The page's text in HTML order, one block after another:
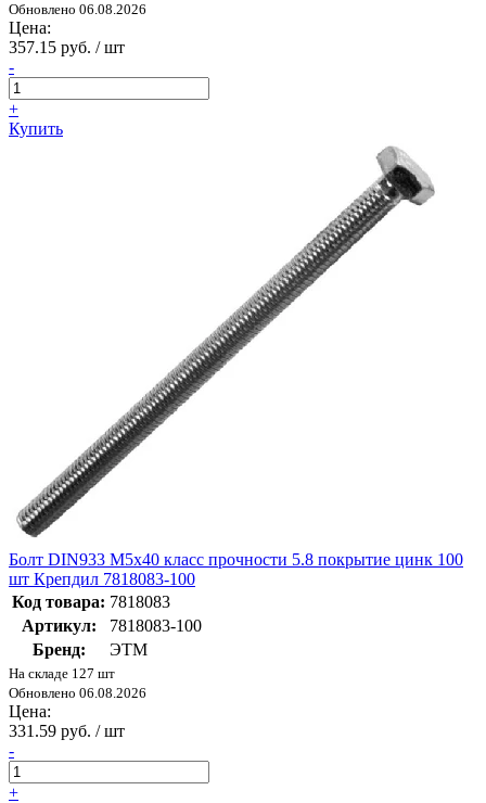
Обновлено 06.08.2026
Цена:
357.15 руб. / шт
-
+
Купить
Болт DIN933 М5х40 класс прочности 5.8 покрытие цинк 100
шт Крепдил 7818083-100
Код товара: 7818083
Артикул:
7818083-100
Бренд:
ЭТМ
На складе 127 шт
Обновлено 06.08.2026
Цена:
331.59 руб. / шт
-
+